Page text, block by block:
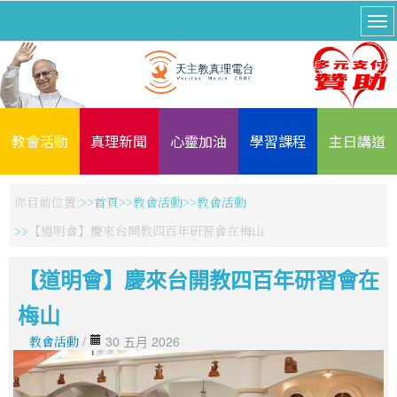
教會活動 真理新聞 心靈加油 學習課程 主日講道
你目前位置: 首頁 教會活動
教會活動
【道明會】慶來台開教四百年研習會在梅山
【道明會】慶來台開教四百年研習會在
梅山
教會活動 / 30 五月 2026